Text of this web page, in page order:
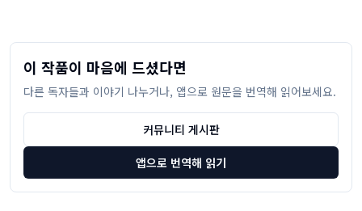
이 작품이 마음에 드셨다면
다른 독자들과 이야기 나누거나, 앱으로 원문을 번역해 읽어보세요.
커뮤니티 게시판
앱으로 번역해 읽기